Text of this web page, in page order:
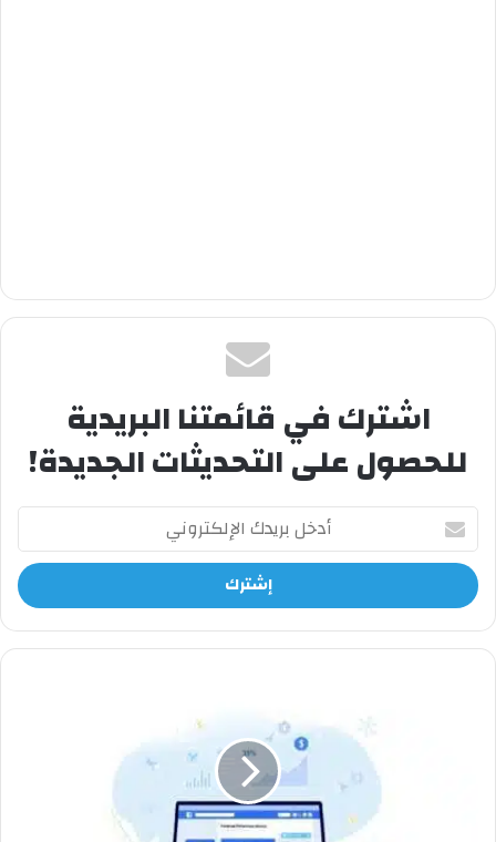
اشترك في قائمتنا البريدية
للحصول على التحديثات الجديدة!
أدخل
بريدك
الإلكتروني